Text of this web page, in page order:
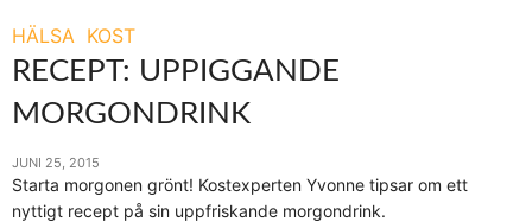
HÄLSA KOST
RECEPT: UPPIGGANDE
MORGONDRINK
JUNI 25, 2015
Starta morgonen grönt! Kostexperten Yvonne tipsar om ett
nyttigt recept på sin uppfriskande morgondrink.